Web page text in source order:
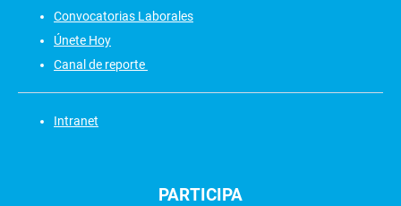
Convocatorias Laborales
Únete Hoy
Canal de reporte
Intranet
PARTICIPA